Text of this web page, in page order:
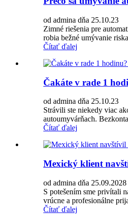
od admina dňa 25.10.23
Zimné riešenia pre
robia bežné umývanie
Čítať ďalej
Čakáte v rade 1
od admina dňa 25.10.23
Strávili ste niekedy viac
autoumyvárňach.
Čítať ďalej
Mexický klient
od admina dňa 25.09.2028
S potešením sme privítali
vrúcne a profesionálne
Čítať ďalej